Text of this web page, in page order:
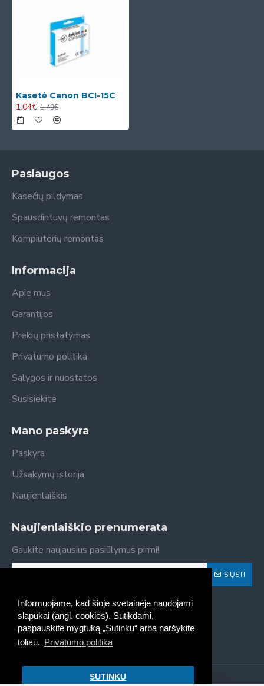
Informuojame, kad šioje svetainėje naudojami
slapukai (angl. cookies). Sutikdami,
paspauskite mygtuką „Sutinku“ arba naršykite
toliau. Privatumo politika
SUTINKU
Kasetė Canon BCI-15C
1.04€ 1.49€
Paslaugos
Kasečių pildymas
Spausdintuvų remontas
Kompiuterių remontas
Informacija
Apie mus
Garantijos
Prekių pristatymas
Privatumo politika
Sąlygos ir nuostatos
Susisiekite
Mano paskyra
Paskyra
Užsakymų istorija
Naujienlaiškis
Naujienlaiškio prenumerata
Gaukite naujausius pasiūlymus pirmi!
SIŲSTI
Susipažinau ir sutinku su Privatumo politika
Kaseta - spausdintuvų kasečių